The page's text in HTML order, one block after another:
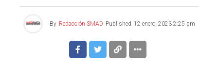
By Redacción SMAD Published 12 enero, 2023 2:25 pm